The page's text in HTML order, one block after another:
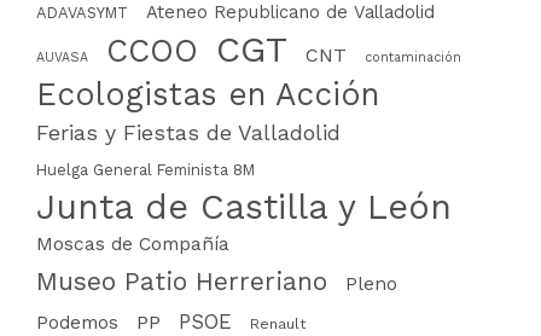
ADAVASYMT Ateneo Republicano de Valladolid
AUVASA CCOO CGT CNT contaminación
Ecologistas en Acción
Ferias y Fiestas de Valladolid
Huelga General Feminista 8M
Junta de Castilla y León
Moscas de Compañía
Museo Patio Herreriano
Pleno
Podemos
PP PSOE Renault